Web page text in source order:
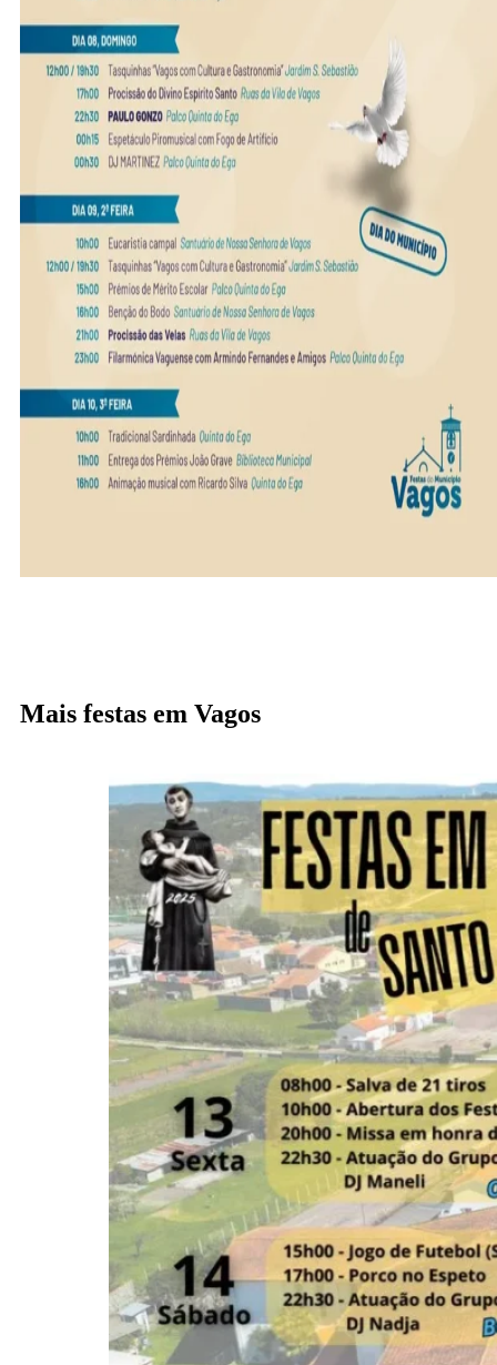
Mais festas em Vagos